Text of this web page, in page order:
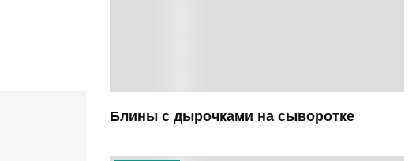
Блины с дырочками на сыворотке